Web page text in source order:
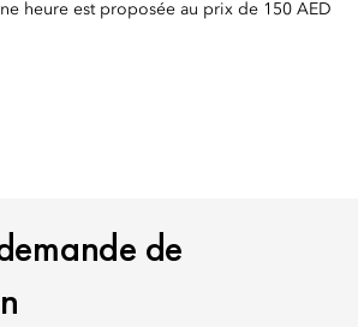
heure est proposée au prix de 150 AED
DEMANDE
de